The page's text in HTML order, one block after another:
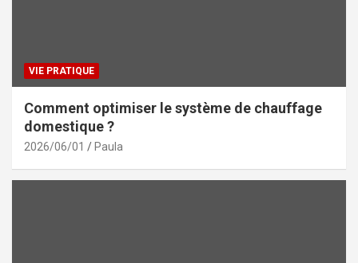
VIE PRATIQUE
Comment optimiser le système de chauffage
domestique ?
2026/06/01 Paula